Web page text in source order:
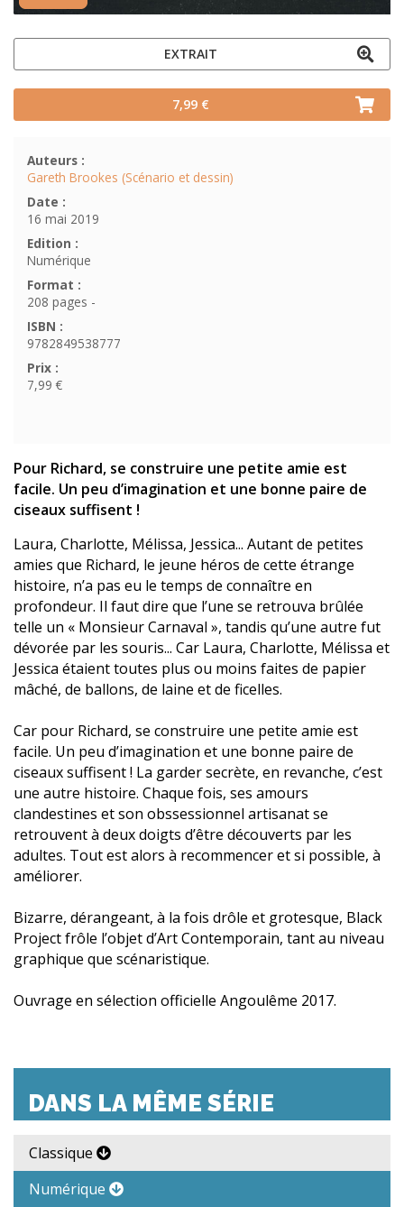
EXTRAIT
7,99 €
Auteurs :
Gareth Brookes (Scénario et dessin)
Date :
16 mai 2019
Edition :
Numérique
Format :
208 pages -
ISBN :
9782849538777
Prix :
7,99 €
Pour Richard, se construire une petite amie est
facile. Un peu d’imagination et une bonne paire de
ciseaux suffisent !
Laura, Charlotte, Mélissa, Jessica... Autant de petites
amies que Richard, le jeune héros de cette étrange
histoire, n’a pas eu le temps de connaître en
profondeur. Il faut dire que l’une se retrouva brûlée
telle un « Monsieur Carnaval », tandis qu’une autre fut
dévorée par les souris... Car Laura, Charlotte, Mélissa et
Jessica étaient toutes plus ou moins faites de papier
mâché, de ballons, de laine et de ficelles.
Car pour Richard, se construire une petite amie est
facile. Un peu d’imagination et une bonne paire de
ciseaux suffisent ! La garder secrète, en revanche, c’est
une autre histoire. Chaque fois, ses amours
clandestines et son obssessionnel artisanat se
retrouvent à deux doigts d’être découverts par les
adultes. Tout est alors à recommencer et si possible, à
améliorer.
Bizarre, dérangeant, à la fois drôle et grotesque, Black
Project frôle l’objet d’Art Contemporain, tant au niveau
graphique que scénaristique.
Ouvrage en sélection officielle Angoulême 2017.
DANS LA MÊME SÉRIE
Classique
Numérique